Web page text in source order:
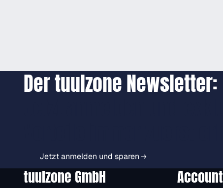
Der tuulzone Newsletter:
Jetzt anmelden und sparen
tuulzone GmbH Account